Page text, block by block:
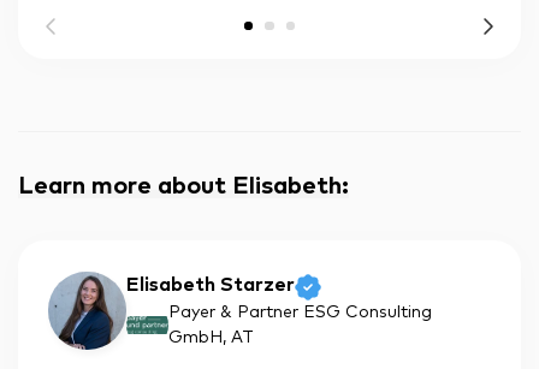
Learn more about Elisabeth:
Elisabeth Starzer
Payer & Partner ESG Consulting
GmbH , AT